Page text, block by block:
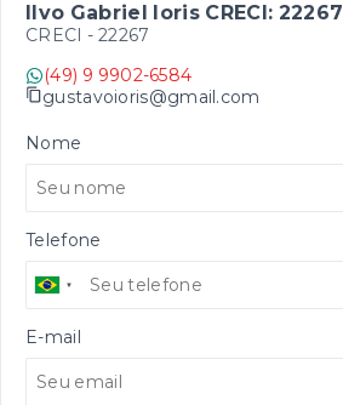
Ilvo Gabriel Ioris CRECI: 22267
CRECI - 22267
(49) 9 9902-6584
gustavoioris@gmail.com
Nome
Telefone
E-mail